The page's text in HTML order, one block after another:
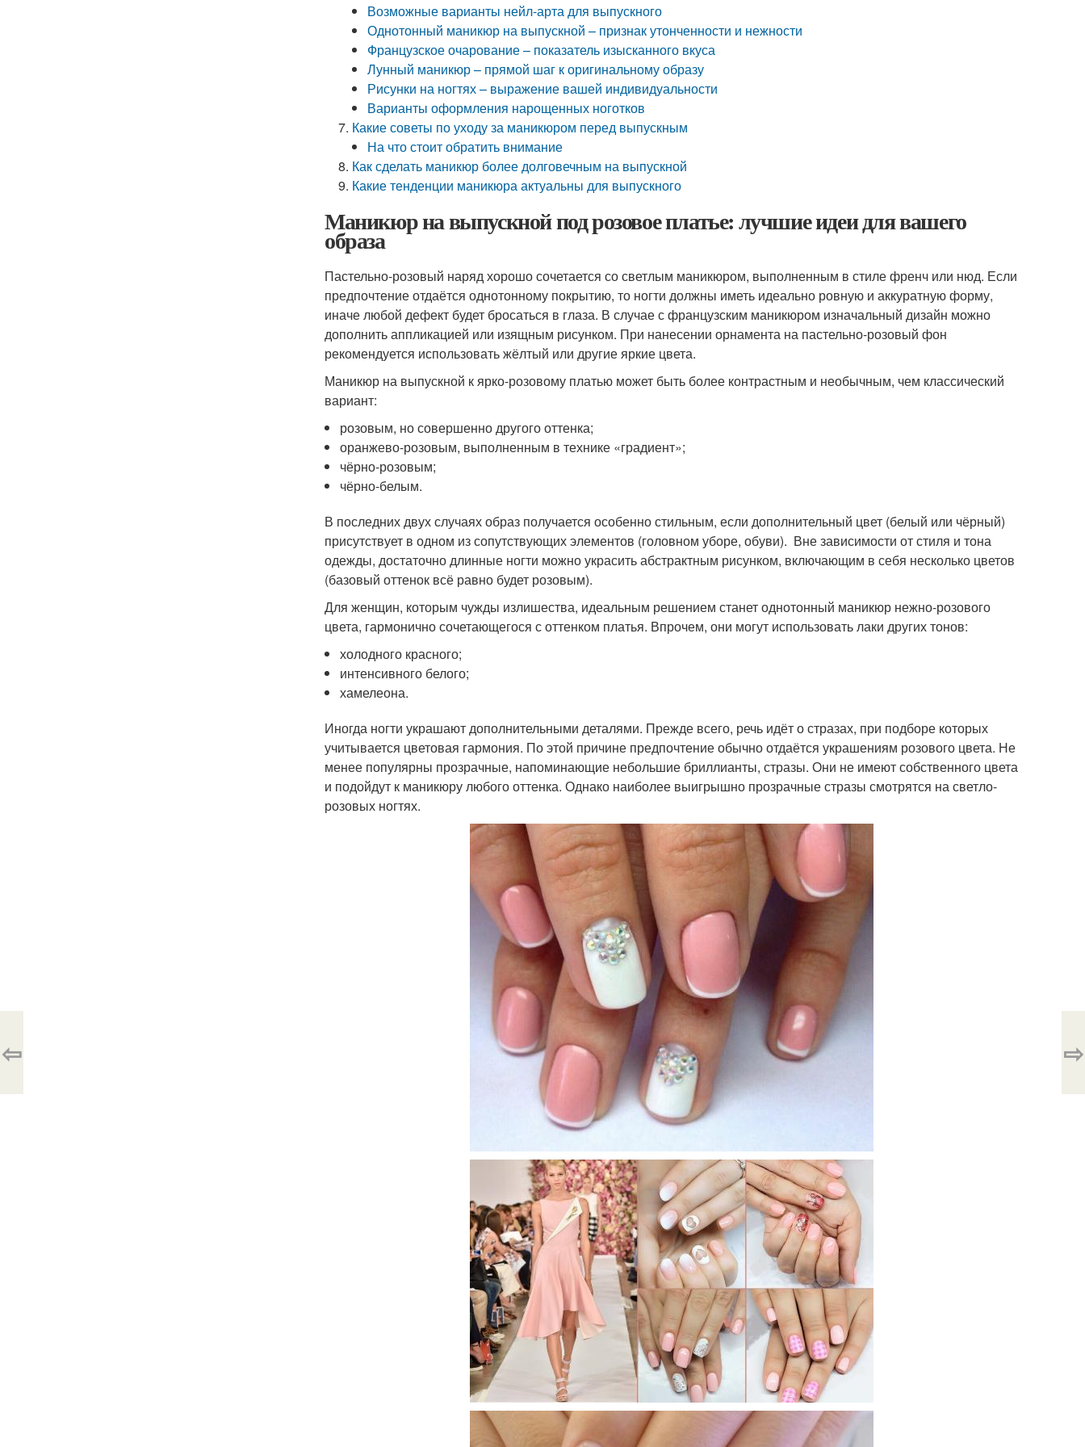
Возможные варианты нейл-арта для выпускного
Однотонный маникюр на выпускной – признак утонченности и нежности
Французское очарование – показатель изысканного вкуса
Лунный маникюр – прямой шаг к оригинальному образу
Рисунки на ногтях – выражение вашей индивидуальности
Варианты оформления нарощенных ноготков
Какие советы по уходу за маникюром перед выпускным
На что стоит обратить внимание
Как сделать маникюр более долговечным на выпускной
Какие тенденции маникюра актуальны для выпускного
Маникюр на выпускной под розовое платье: лучшие идеи для вашего
образа
Пастельно-розовый наряд хорошо сочетается со светлым маникюром, выполненным в стиле френч или нюд. Если
предпочтение отдаётся однотонному покрытию, то ногти должны иметь идеально ровную и аккуратную форму,
иначе любой дефект будет бросаться в глаза. В случае с французским маникюром изначальный дизайн можно
дополнить аппликацией или изящным рисунком. При нанесении орнамента на пастельно-розовый фон
рекомендуется использовать жёлтый или другие яркие цвета.
Маникюр на выпускной к ярко-розовому платью может быть более контрастным и необычным, чем классический
вариант:
розовым, но совершенно другого оттенка;
оранжево-розовым, выполненным в технике «градиент»;
чёрно-розовым;
чёрно-белым.
В последних двух случаях образ получается особенно стильным, если дополнительный цвет (белый или чёрный)
присутствует в одном из сопутствующих элементов (головном уборе, обуви). Вне зависимости от стиля и тона
одежды, достаточно длинные ногти можно украсить абстрактным рисунком, включающим в себя несколько цветов
(базовый оттенок всё равно будет розовым).
Для женщин, которым чужды излишества, идеальным решением станет однотонный маникюр нежно-розового
цвета, гармонично сочетающегося с оттенком платья. Впрочем, они могут использовать лаки других тонов:
холодного красного;
интенсивного белого;
хамелеона.
Иногда ногти украшают дополнительными деталями. Прежде всего, речь идёт о стразах, при подборе которых
учитывается цветовая гармония. По этой причине предпочтение обычно отдаётся украшениям розового цвета. Не
менее популярны прозрачные, напоминающие небольшие бриллианты, стразы. Они не имеют собственного цвета
и подойдут к маникюру любого оттенка. Однако наиболее выигрышно прозрачные стразы смотрятся на светло-
розовых ногтях.
⇦ ⇨